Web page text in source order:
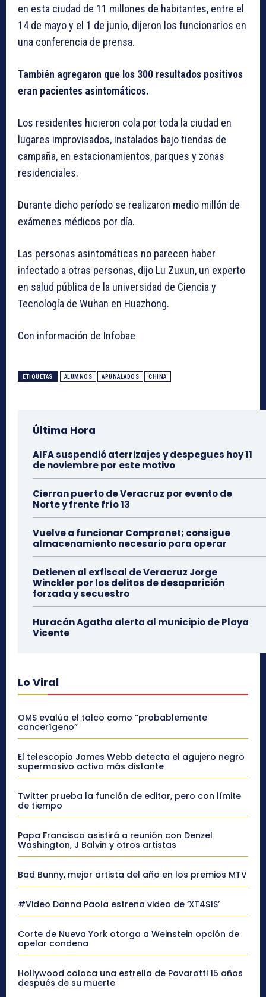
en esta ciudad de 11 millones de habitantes, entre el
14 de mayo y el 1 de junio, dijeron los funcionarios en
una conferencia de prensa.
También agregaron que los 300 resultados positivos
eran pacientes asintomáticos.
Los residentes hicieron cola por toda la ciudad en
lugares improvisados, instalados bajo tiendas de
campaña, en estacionamientos, parques y zonas
residenciales.
Durante dicho período se realizaron medio millón de
exámenes médicos por día.
Las personas asintomáticas no parecen haber
infectado a otras personas, dijo Lu Zuxun, un experto
en salud pública de la universidad de Ciencia y
Tecnología de Wuhan en Huazhong.
Con información de Infobae
ETIQUETAS ALUMNOS APUÑALADOS CHINA
Última Hora
AIFA suspendió aterrizajes y despegues hoy 11
de noviembre por este motivo
Cierran puerto de Veracruz por evento de
Norte y frente frío 13
Vuelve a funcionar Compranet; consigue
almacenamiento necesario para operar
Detienen al exfiscal de Veracruz Jorge
Winckler por los delitos de desaparición
forzada y secuestro
Huracán Agatha alerta al municipio de Playa
Vicente
Lo Viral
OMS evalúa el talco como “probablemente
cancerígeno”
El telescopio James Webb detecta el agujero negro
supermasivo activo más distante
Twitter prueba la función de editar, pero con límite
de tiempo
Papa Francisco asistirá a reunión con Denzel
Washington, J Balvin y otros artistas
Bad Bunny, mejor artista del año en los premios MTV
#Video Danna Paola estrena video de ‘XT4S1S’
Corte de Nueva York otorga a Weinstein opción de
apelar condena
Hollywood coloca una estrella de Pavarotti 15 años
después de su muerte